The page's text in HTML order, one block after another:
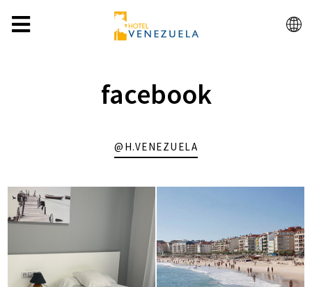
ES
facebook
@H.VENEZUELA